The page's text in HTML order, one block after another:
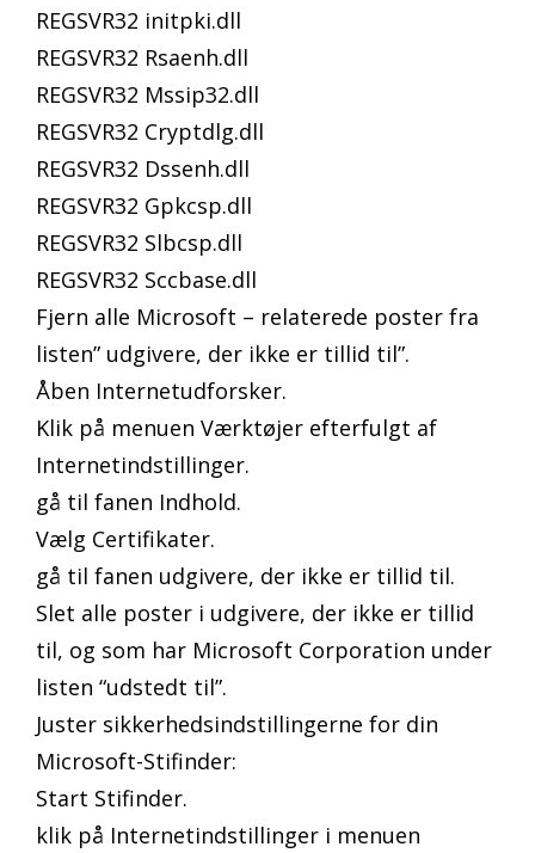
REGSVR32 initpki.dll
REGSVR32 Rsaenh.dll
REGSVR32 Mssip32.dll
REGSVR32 Cryptdlg.dll
REGSVR32 Dssenh.dll
REGSVR32 Gpkcsp.dll
REGSVR32 Slbcsp.dll
REGSVR32 Sccbase.dll
Fjern alle Microsoft – relaterede poster fra
listen” udgivere, der ikke er tillid til”.
Åben Internetudforsker.
Klik på menuen Værktøjer efterfulgt af
Internetindstillinger.
gå til fanen Indhold.
Vælg Certifikater.
gå til fanen udgivere, der ikke er tillid til.
Slet alle poster i udgivere, der ikke er tillid
til, og som har Microsoft Corporation under
listen “udstedt til”.
Juster sikkerhedsindstillingerne for din
Microsoft-Stifinder:
Start Stifinder.
klik på Internetindstillinger i menuen